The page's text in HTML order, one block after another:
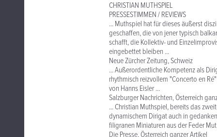
CHRISTIAN MUTHSPIEL
PRESSESTIMMEN / REVIEWS
... Muthspiel hat für dieses äußerst
geschaffen, die von jener typisch
schafft, die Kollektiv- und
eingebettet bleiben ...
Neue Zürcher Zeitung, Schweiz
... Außerordentliche Kompetenz als
rhythmisch reizvollem "Concerto en
von Hanns Eisler ...
Salzburger Nachrichten, Österreich
... Christian Muthspiel, bereits das
dynamischem Dirigat auch in
filigranen Miniaturen aus der Feder
Die Presse, Österreich ganzer Artikel